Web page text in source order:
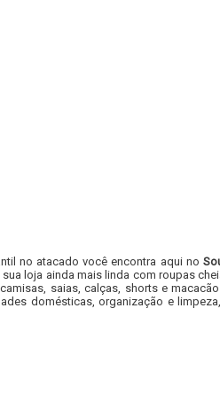
no atacado você encontra aqui no
loja ainda mais linda com roupas
saias, calças, shorts e
domésticas, organização e